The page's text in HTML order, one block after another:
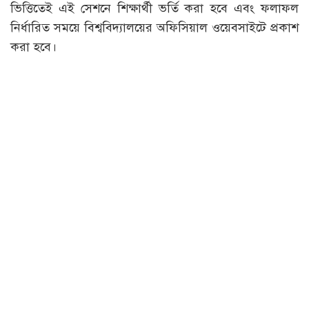
ভিত্তিতেই এই সেশনে শিক্ষার্থী ভর্তি করা হবে এবং ফলাফল
নির্ধারিত সময়ে বিশ্ববিদ্যালয়ের অফিসিয়াল ওয়েবসাইটে প্রকাশ
করা হবে।